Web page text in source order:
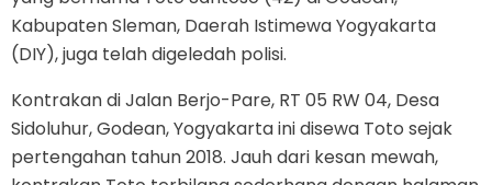
Kabupaten Sleman, Daerah Istimewa Yogyakarta
(DIY), juga telah digeledah polisi.
Kontrakan di Jalan Berjo-Pare, RT 05 RW 04, Desa
Sidoluhur, Godean, Yogyakarta ini disewa Toto sejak
pertengahan tahun 2018. Jauh dari kesan mewah,